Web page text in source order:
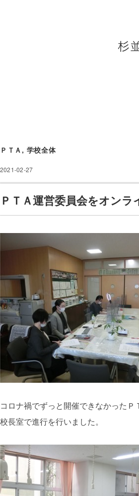
ＰＴＡ , 学校全体
2021-02-27
ＰＴＡ運営委員会をオン
コロナ禍でずっと開催できなかったＰ
校長室で進行を行いました。